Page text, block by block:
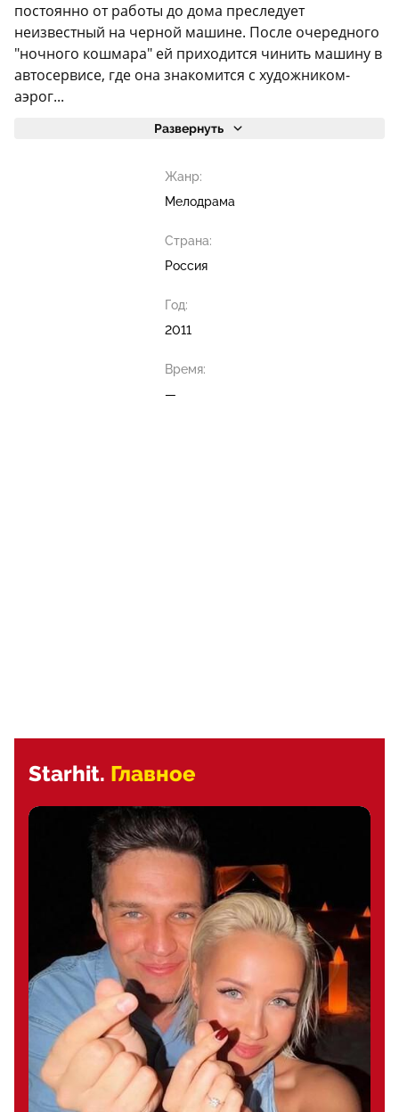
постоянно от работы до дома преследует
неизвестный на черной машине. После очередного
"ночного кошмара" ей приходится чинить машину в
автосервисе, где она знакомится с художником-
аэрог...
Развернуть
Жанр:
Мелодрама
Страна:
Россия
Год:
2011
Время:
—
Starhit. Главное